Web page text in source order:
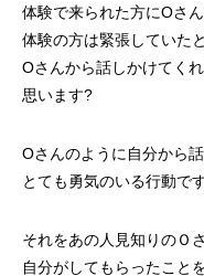
体験で来られた方にOさ
体験の方は緊張していた
Oさんから話しかけてく
思います?
Oさんのように自分から
とても勇気のいる行動で
それをあの人見知りのＯ
自分がしてもらったこと